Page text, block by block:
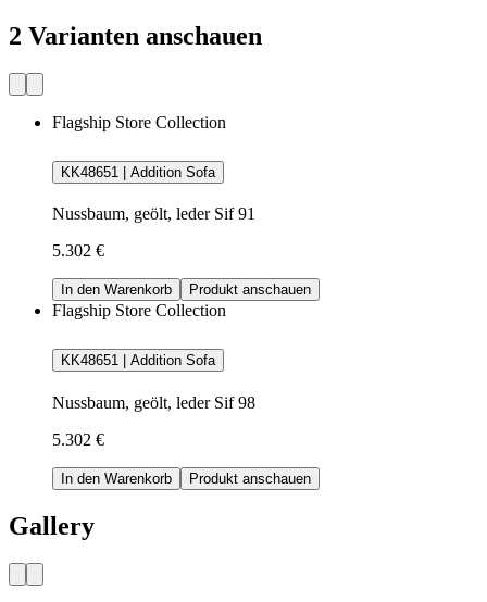
2 Varianten anschauen
Flagship Store Collection
KK48651 | Addition Sofa
Nussbaum, geölt, leder Sif 91
5.302 €
In den Warenkorb Produkt anschauen
Flagship Store Collection
KK48651 | Addition Sofa
Nussbaum, geölt, leder Sif 98
5.302 €
In den Warenkorb Produkt anschauen
Gallery